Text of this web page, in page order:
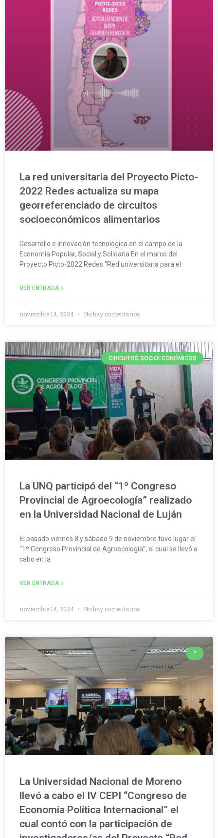
La red universitaria del Proyecto Picto-
2022 Redes actualiza su mapa
georreferenciado de circuitos
socioeconómicos alimentarios
Desarrollo e innovación tecnológica en el campo de la
Economía Popular, Social y Solidaria En el marco del
Proyecto Picto-2022 Redes “Red universitaria para el
VER ENTRADA »
noviembre 14, 2024 No hay comentarios
CIRCUITOS SOCIOECONÓMICOS
La UNQ participó del “1º Congreso
Provincial de Agroecología” realizado
en la Universidad Nacional de Luján
El pasado viernes 8 y sábado 9 de noviembre tuvo lugar el
“1º Congreso Provincial de Agroecología”, el cual se llevó a
cabo en la
VER ENTRADA »
noviembre 14, 2024 No hay comentarios
*
La Universidad Nacional de Moreno
llevó a cabo el IV CEPI “Congreso de
Economía Política Internacional” el
cual contó con la participación de